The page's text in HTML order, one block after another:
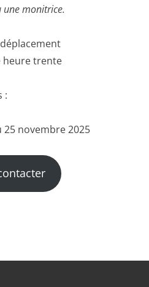
une monitrice.
heure trente
:
25 novembre 2025